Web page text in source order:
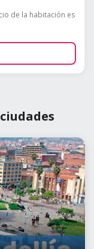
de la habitación es